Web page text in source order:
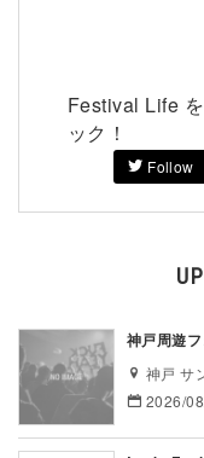
Festival Life
ック！
Follow
神戸周遊
神戸 サ
2026/